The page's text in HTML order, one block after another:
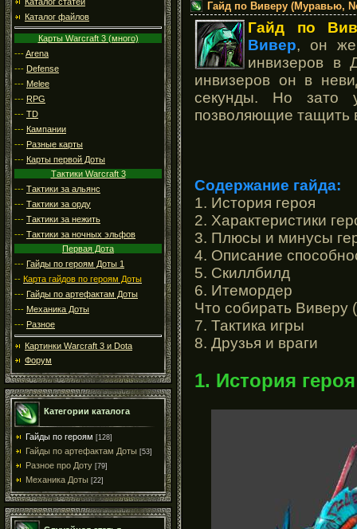
Каталог файлов
Карты Warcraft 3 (много)
---Arena
--- Defense
--- Melee
--- RPG
--- TD
--- Кампании
--- Разные карты
--- Карты первой Доты
Тактики Warcraft 3
--- Тактики за альянс
--- Тактики за орду
--- Тактики за нежить
--- Тактики за ночных эльфов
Первая Дота
--- Гайды по героям Доты 1
-- Карта гайдов по героям Доты
--- Гайды по артефактам Доты
--- Механика Доты
--- Разное
Картинки Warcraft 3 и Dota
Форум
Категории каталога
Гайды по героям [128]
Гайды по артефактам Доты [53]
Разное про Доту [79]
Механика Доты [22]
Гайд по Виверу (Муравью,
Гайд по
Вивер, он
инвизеров в
инвизеров он в
секунды. Но зато
позволяющие тащить
Содержание гайда:
1. История героя
2. Характеристики
3. Плюсы и минусы
4. Описание
5. Скиллбилд
6. Итемордер
Что собирать Виверу
7. Тактика игры
8. Друзья и враги
1. История героя